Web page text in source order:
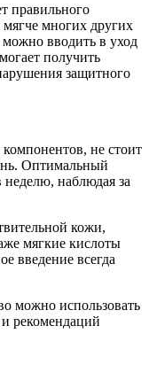
правильного
мягче многих других
можно вводить в уход
получить
защитного
не стоит
Оптимальный
наблюдая за
кожи,
мягкие кислоты
введение всегда
можно использовать
рекомендаций